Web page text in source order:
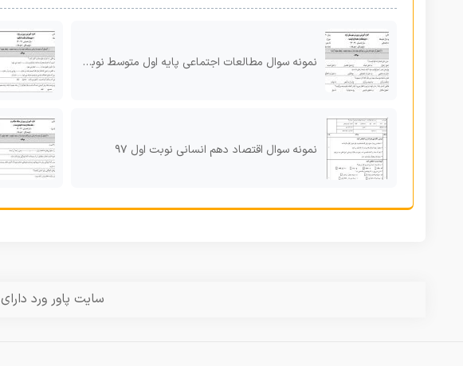
نمونه سوال مطالعات اجتماعی پایه اول متوسط نوبت اول
نمونه سوال اقتصاد دهم انسانی نوبت اول ۹۷
سایت پاور ورد دارای